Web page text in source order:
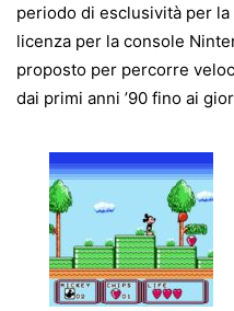
periodo di esclusività per
licenza per la console
proposto per percorre
dai primi anni ’90 fino ai